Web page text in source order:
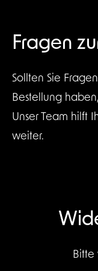
Fragen
Sollten Sie
Bestellung
Unser Team hilft
weiter.
Bitte